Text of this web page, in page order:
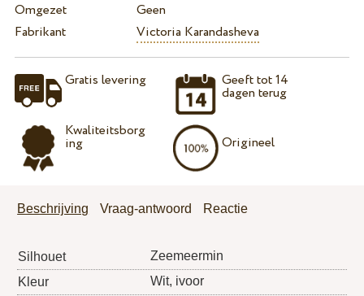
Omgezet
Geen
Fabrikant
Victoria Karandasheva
Gratis levering
Kwaliteitsborg
ing
Geeft tot 14
dagen terug
Origineel
Beschrijving Vraag-antwoord Reactie
Silhouet
Zeemeermin
Kleur
Wit, ivoor